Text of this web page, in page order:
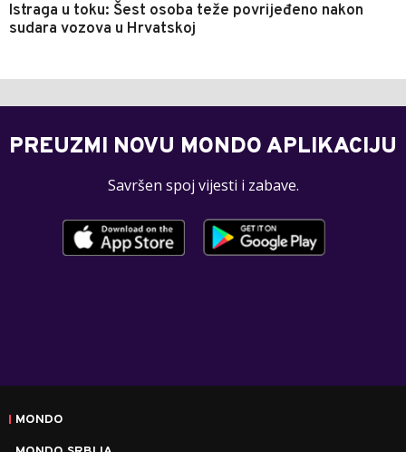
Istraga u toku: Šest osoba teže povrijeđeno nakon
sudara vozova u Hrvatskoj
PREUZMI NOVU MONDO APLIKACIJU
Savršen spoj vijesti i zabave.
MONDO